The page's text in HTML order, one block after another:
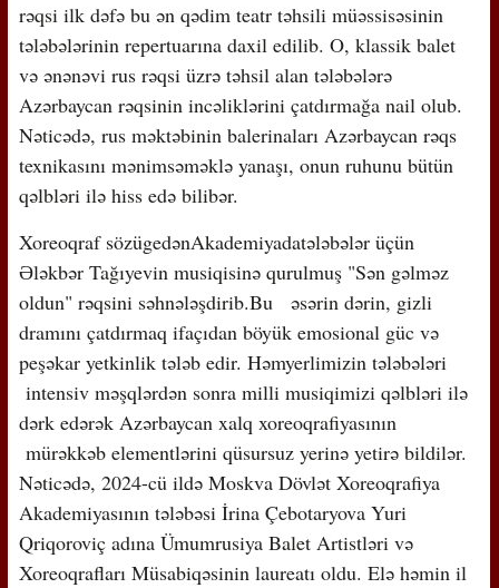
rəqsi ilk dəfə bu ən qədim teatr təhsili müəssisəsinin
tələbələrinin repertuarına daxil edilib. O, klassik balet
və ənənəvi rus rəqsi üzrə təhsil alan tələbələrə
Azərbaycan rəqsinin incəliklərini çatdırmağa nail olub.
Nəticədə, rus məktəbinin balerinaları Azərbaycan rəqs
texnikasını mənimsəməklə yanaşı, onun ruhunu bütün
qəlbləri ilə hiss edə bilibər.
Xoreoqraf sözügedənAkademiyadatələbələr üçün
Ələkbər Tağıyevin musiqisinə qurulmuş "Sən gəlməz
oldun" rəqsini səhnələşdirib.Bu əsərin dərin, gizli
dramını çatdırmaq ifaçıdan böyük emosional güc və
peşəkar yetkinlik tələb edir. Həmyerlimizin tələbələri
intensiv məşqlərdən sonra milli musiqimizi qəlbləri ilə
dərk edərək Azərbaycan xalq xoreoqrafiyasının
mürəkkəb elementlərini qüsursuz yerinə yetirə bildilər.
Nəticədə, 2024-cü ildə Moskva Dövlət Xoreoqrafiya
Akademiyasının tələbəsi İrina Çebotaryova Yuri
Qriqoroviç adına Ümumrusiya Balet Artistləri və
Xoreoqrafları Müsabiqəsinin laureatı oldu. Elə həmin il